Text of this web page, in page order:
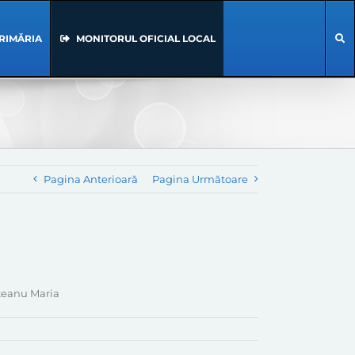
MONITORUL OFICIAL LOCAL
Pagina Anterioară Pagina Următoare
Maria